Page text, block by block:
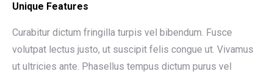
Unique Features
Curabitur dictum fringilla turpis vel bibendum. Fusce
volutpat lectus justo, ut suscipit felis congue ut. Vivamus
ut ultricies ante. Phasellus tempus dictum purus vel